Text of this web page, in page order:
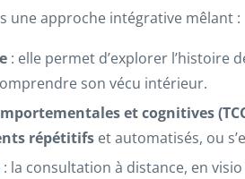
une approche intégrative mêlant :
: elle permet d’explorer l’histoire
son vécu intérieur.
et cognitives
répétitifs et automatisés, ou
: la consultation à distance, en